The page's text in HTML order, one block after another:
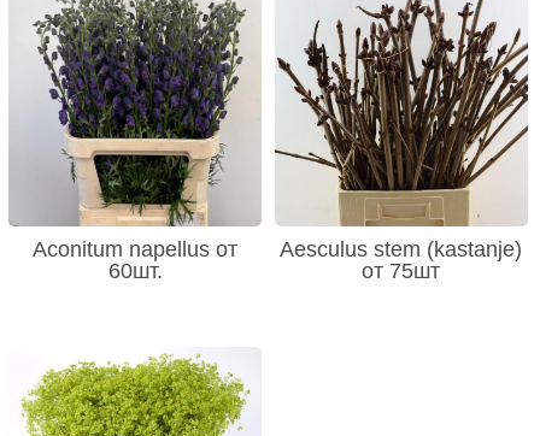
Aconitum napellus от
60шт.
Aesculus stem (kastanje)
от 75шт